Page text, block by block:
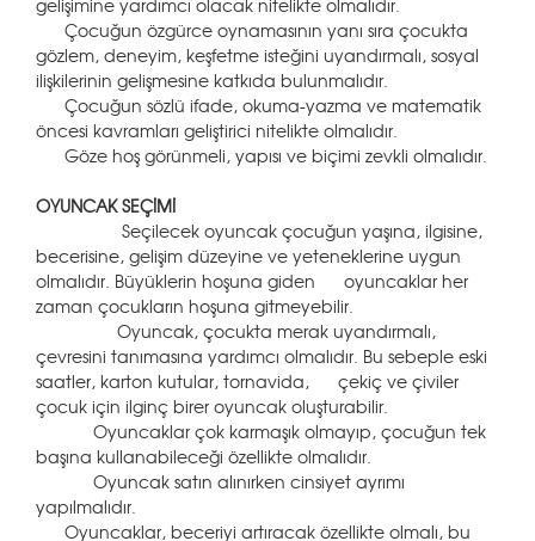
gelişimine yardımcı olacak nitelikte olmalıdır.
Çocuğun özgürce oynamasının yanı sıra çocukta
gözlem, deneyim, keşfetme isteğini uyandırmalı, sosyal
ilişkilerinin gelişmesine katkıda bulunmalıdır.
Çocuğun sözlü ifade, okuma-yazma ve matematik
öncesi kavramları geliştirici nitelikte olmalıdır.
Göze hoş görünmeli, yapısı ve biçimi zevkli olmalıdır.
OYUNCAK SEÇİMİ
Seçilecek oyuncak çocuğun yaşına, ilgisine,
becerisine, gelişim düzeyine ve yeteneklerine uygun
olmalıdır. Büyüklerin hoşuna giden oyuncaklar her
zaman çocukların hoşuna gitmeyebilir.
Oyuncak, çocukta merak uyandırmalı,
çevresini tanımasına yardımcı olmalıdır. Bu sebeple eski
saatler, karton kutular, tornavida, çekiç ve çiviler
çocuk için ilginç birer oyuncak oluşturabilir.
Oyuncaklar çok karmaşık olmayıp, çocuğun tek
başına kullanabileceği özellikte olmalıdır.
Oyuncak satın alınırken cinsiyet ayrımı
yapılmalıdır.
Oyuncaklar, beceriyi artıracak özellikte olmalı, bu